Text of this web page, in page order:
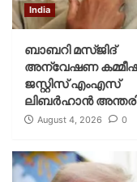
India
ബാബറി മസ്ജിദ്
അന്വേഷണ
ജസ്റ്റിസ് എംഎസ്
ലിബര്‍ഹാന്‍
August 4, 2026 0